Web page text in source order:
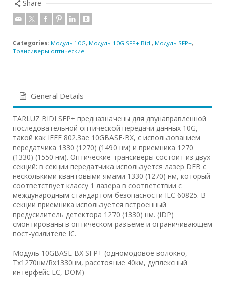
Share
Categories: Модуль 10G, Модуль 10G SFP+ Bidi, Модуль SFP+,
Трансиверы оптические
General Details
TARLUZ BIDI SFP+ предназначены для двунаправленной
последовательной оптической передачи данных 10G,
такой как IEEE 802.3ae 10GBASE-BX, с использованием
передатчика 1330 (1270) (1490 нм) и приемника 1270
(1330) (1550 нм). Оптические трансиверы состоит из двух
секций: в секции передатчика используется лазер DFB с
несколькими квантовыми ямами 1330 (1270) нм, который
соответствует классу 1 лазера в соответствии с
международным стандартом безопасности IEC 60825. В
секции приемника используется встроенный
предусилитель детектора 1270 (1330) нм. (IDP)
смонтированы в оптическом разъеме и ограничивающем
пост-усилителе IC.
Модуль 10GBASE-BX SFP+ (одномодовое волокно,
Tx1270нм/Rx1330нм, расстояние 40км, дуплексный
интерфейс LC, DOM)